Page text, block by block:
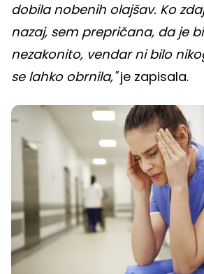
dobila nobenih olajšav. Ko
nazaj, sem prepričana, da je
nezakonito, vendar ni bilo
se lahko obrnila,"je zapisala.